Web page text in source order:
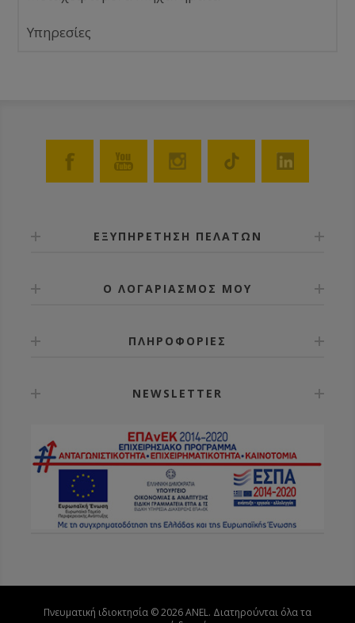
Υπηρεσίες
ΕΞΥΠΗΡΕΤΗΣΗ ΠΕΛΑΤΩΝ
Ο ΛΟΓΑΡΙΑΣΜΟΣ ΜΟΥ
ΠΛΗΡΟΦΟΡΙΕΣ
NEWSLETTER
Πνευματική ιδιοκτησία © 2026 ANEL. Διατηρούνται όλα τα